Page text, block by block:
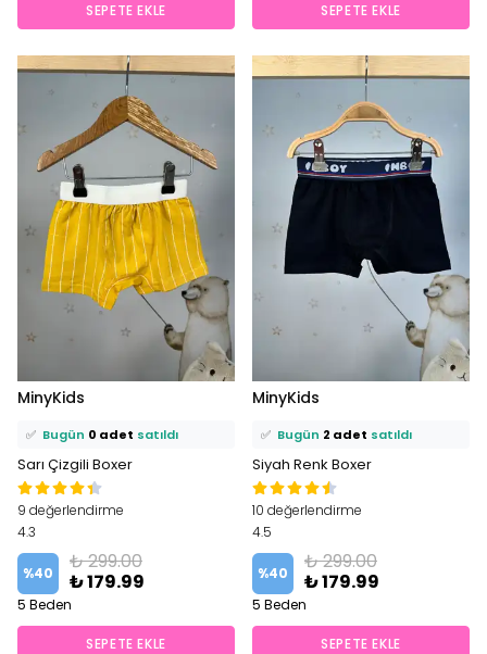
SEPETE EKLE SEPETE EKLE
MinyKids
⭐️ Bu ürünü5 kişifavoriledi!
🛒 3 kişisepetine ekledi!
✅ Bugün 0 adet satıldı
Sarı Çizgili Boxer
9 değerlendirme
4.3
%40
₺ 299.00
₺ 179.99
5 Beden
SEPETE EKLE
MinyKids
⭐️ Bu ürünü9 kişifavoriledi!
🛒 6 kişisepetine ekledi!
✅ Bugün 2 adet satıldı
Siyah Renk Boxer
10 değerlendirme
4.5
%40
₺ 299.00
₺ 179.99
5 Beden
SEPETE EKLE